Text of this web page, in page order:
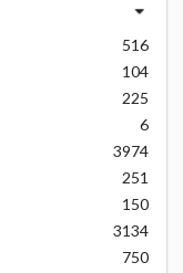
516
104
225
6
3974
251
150
3134
750